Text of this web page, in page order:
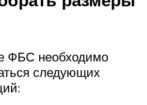
ФБС необходимо
следующих